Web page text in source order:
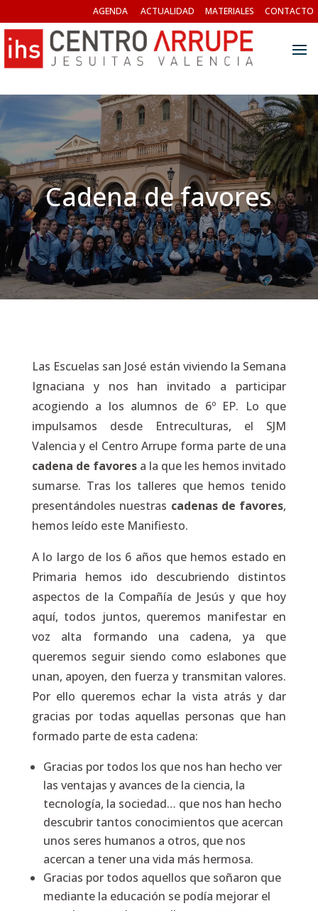
AGENDA ACTUALIDAD MATERIALES CONTACTO
Cadena de favores
Las Escuelas san José están viviendo la Semana
Ignaciana y nos han invitado a participar
acogiendo a los alumnos de 6º EP. Lo que
impulsamos desde Entreculturas, el SJM
Valencia y el Centro Arrupe forma parte de una
cadena de favoresa la que les hemos invitado
sumarse. Tras los talleres que hemos tenido
presentándoles nuestras cadenas de favores,
hemos leído este Manifiesto.
A lo largo de los 6 años que hemos estado en
Primaria hemos ido descubriendo distintos
aspectos de la Compañía de Jesús y que hoy
aquí, todos juntos, queremos manifestar en
voz alta formando una cadena, ya que
queremos seguir siendo como eslabones que
unan, apoyen, den fuerza y transmitan valores.
Por ello queremos echar la vista atrás y dar
gracias por todas aquellas personas que han
formado parte de esta cadena:
Gracias por todos los que nos han hecho ver
las ventajas y avances de la ciencia, la
tecnología, la sociedad… que nos han hecho
descubrir tantos conocimientos que acercan
unos seres humanos a otros, que nos
acercan a tener una vida más hermosa.
Gracias por todos aquellos que soñaron que
mediante la educación se podía mejorar el